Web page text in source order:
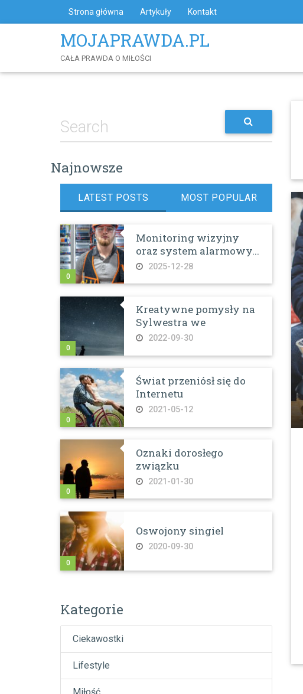
Strona główna Artykuły Kontakt
MOJAPRAWDA.PL
CAŁA PRAWDA O MIŁOŚCI
Najnowsze
LATEST POSTS MOST POPULAR
Monitoring wizyjny
oraz system alarmowy...
2025-12-28
0
Kreatywne pomysły na
Sylwestra we
2022-09-30
0
Świat przeniósł się do
Internetu
2021-05-12
0
Oznaki dorosłego
związku
2021-01-30
0
Oswojony singiel
2020-09-30
0
Kategorie
Ciekawostki
Lifestyle